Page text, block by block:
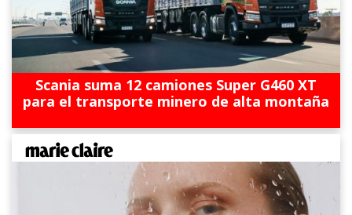
Scania suma 12 camiones Super G460 XT
para el transporte minero de alta montaña